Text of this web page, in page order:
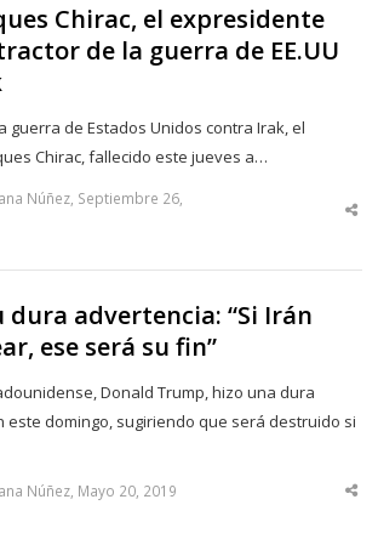
Chirac, el expresidente
de la guerra de EE.UU
guerra de Estados Unidos contra Irak, el
Chirac, fallecido este jueves a…
Núñez, Septiembre 26,
dura advertencia: “Si Irán
ese será su fin”
Donald Trump, hizo una dura
este domingo, sugiriendo que será destruido si
Núñez, Mayo 20, 2019